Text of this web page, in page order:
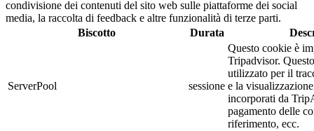
condivisione dei contenuti del sito web sulle piattaforme dei social
media, la raccolta di feedback e altre funzionalità di terze parti.
Biscotto
Durata
ServerPool sessione
Questo cookie è
Tripadvisor.
utilizzato per il
e la
incorporati da
pagamento delle
riferimento, ecc.